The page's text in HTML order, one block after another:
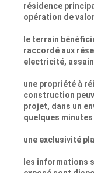
résidence
opération de
le terrain
raccordé aux
electricité,
une propriété à
construction
projet, dans un
quelques
une exclusivité
les informations